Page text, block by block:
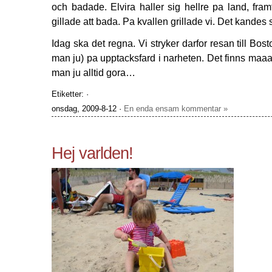
och badade. Elvira haller sig hellre pa land,
gillade att bada. Pa kvallen grillade vi. Det kandes
Idag ska det regna. Vi stryker darfor resan till
man ju) pa upptacksfard i narheten. Det finns
man ju alltid gora…
Etiketter: ·
onsdag, 2009-8-12 · En enda ensam kommentar »
Hej varlden!